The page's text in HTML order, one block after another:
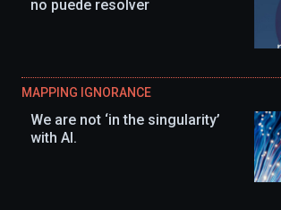
no puede resolver
MAPPING IGNORANCE
We are not ‘in the singularity’
with AI.